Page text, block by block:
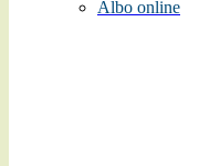
Albo online